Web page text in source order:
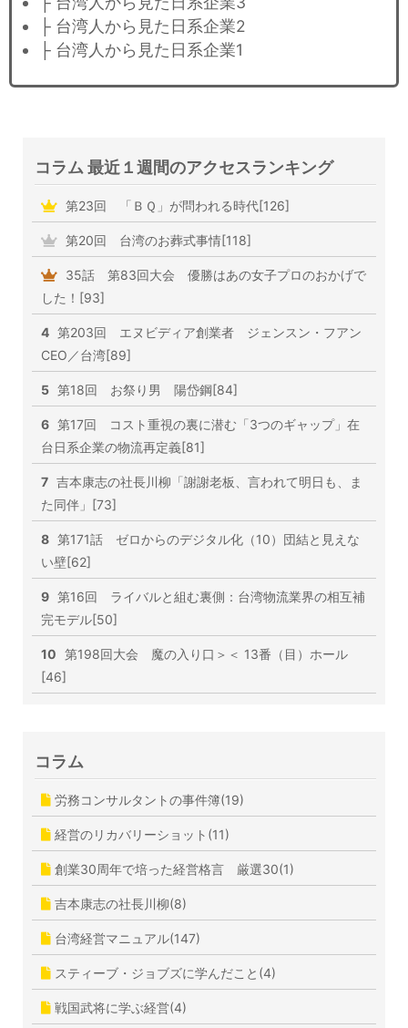
├ 台湾人から見た日系企業2
├ 台湾人から見た日系企業1
コラム 最近１週間のアクセスランキング
第23回 「ＢＱ」が問われる時代[126]
第20回 台湾のお葬式事情[118]
35話 第83回大会 優勝はあの女子プロのおかげで
した！[93]
4 第203回 エヌビディア創業者 ジェンスン・フアン
CEO／台湾[89]
5 第18回 お祭り男 陽岱鋼[84]
6 第17回 コスト重視の裏に潜む「3つのギャップ」在
台日系企業の物流再定義[81]
7 吉本康志の社長川柳「謝謝老板、言われて明日も、ま
た同伴」[73]
8 第171話 ゼロからのデジタル化（10）団結と見えな
い壁[62]
9 第16回 ライバルと組む裏側：台湾物流業界の相互補
完モデル[50]
10 第198回大会 魔の入り口＞＜ 13番（目）ホール
[46]
コラム
労務コンサルタントの事件簿(19)
経営のリカバリーショット(11)
創業30周年で培った経営格言 厳選30(1)
吉本康志の社長川柳(8)
台湾経営マニュアル(147)
スティーブ・ジョブズに学んだこと(4)
戦国武将に学ぶ経営(4)